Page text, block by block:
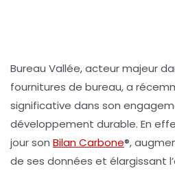
Bureau Vallée, acteur majeur
fournitures de bureau, a
significative dans son
développement durable. En
jour son Bilan Carbone®,
de ses données et élargissant